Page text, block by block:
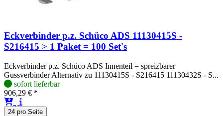
Eckverbinder p.z. Schüco ADS 11130415S -
S216415 > 1 Paket = 100 Set's
Eckverbinder p.z. Schüco ADS Innenteil = spreizbarer
Gussverbinder Alternativ zu 11130415S - S216415 11130432S - S...
sofort lieferbar
906,29 € *
24 pro Seite